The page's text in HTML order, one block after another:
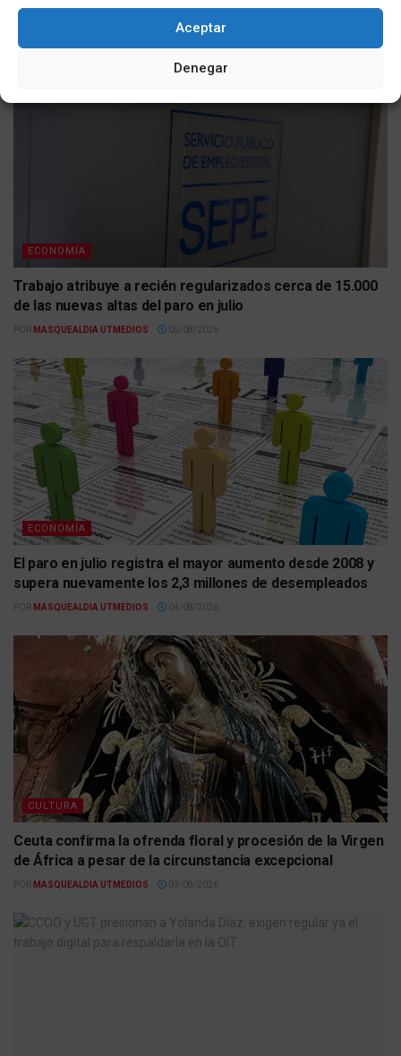
Aceptar
Denegar
UGT apoya la concentración de las cuatro culturas en
Ceuta y pide unidad, soluciones y más recursos
ECONOMÍA
Trabajo atribuye a recién regularizados cerca de 15.000
de las nuevas altas del paro en julio
POR MASQUEALDIA UTMEDIOS 05/08/2026
ECONOMÍA
El paro en julio registra el mayor aumento desde 2008 y
supera nuevamente los 2,3 millones de desempleados
POR MASQUEALDIA UTMEDIOS 04/08/2026
CULTURA
Ceuta confirma la ofrenda floral y procesión de la Virgen
de África a pesar de la circunstancia excepcional
POR MASQUEALDIA UTMEDIOS 03/08/2026